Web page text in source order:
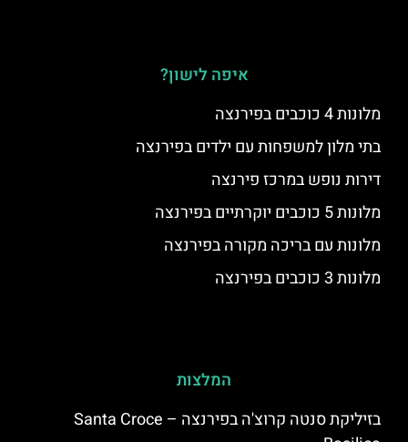
איפה לישון?
מלונות 4 כוכבים בפירנצה
בתי מלון למשפחות עם ילדים בפירנצה
דירות נופש במרכז פירנצה
מלונות 5 כוכבים יוקרתיים בפירנצה
מלונות עם בריכה מקורה בפירנצה
מלונות 3 כוכבים בפירנצה
המלצות
בזיליקת סנטה קרוצ'ה בפירנצה – Santa Croce